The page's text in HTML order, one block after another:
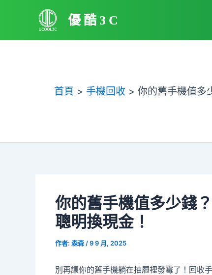
優酷3C
首頁 手機回收 你的舊手機值多
你的舊手機值多少錢
聰明換現金！
作者: 森森 /9 9 月, 2025
別再讓你的舊手機躺在抽屜裡發霉了！回收